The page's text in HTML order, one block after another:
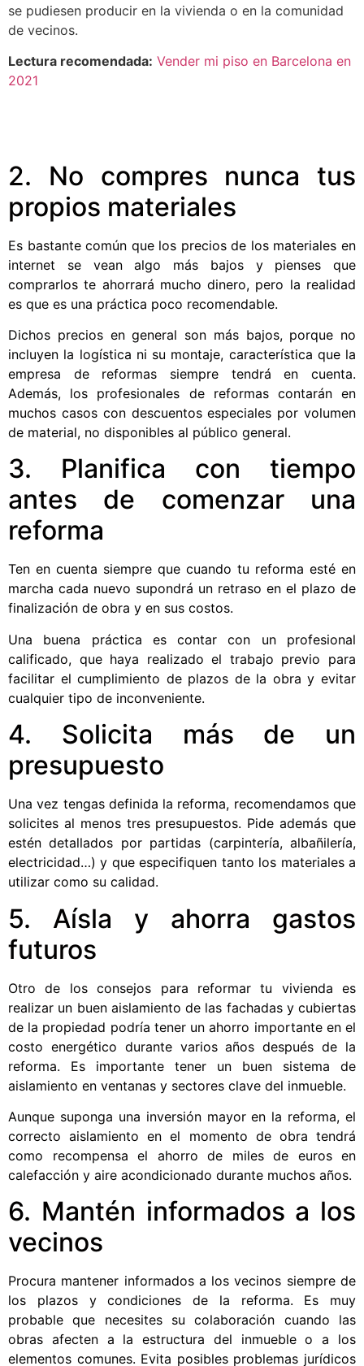
se pudiesen producir en la vivienda o en la comunidad
de vecinos.
Lectura recomendada: Vender mi piso en Barcelona en
2021
2. No compres nunca tus
propios materiales
Es bastante común que los precios de los materiales en
internet se vean algo más bajos y pienses que
comprarlos te ahorrará mucho dinero, pero la realidad
es que es una práctica poco recomendable.
Dichos precios en general son más bajos, porque no
incluyen la logística ni su montaje, característica que la
empresa de reformas siempre tendrá en cuenta.
Además, los profesionales de reformas contarán en
muchos casos con descuentos especiales por volumen
de material, no disponibles al público general.
3. Planifica con tiempo
antes de comenzar una
reforma
Ten en cuenta siempre que cuando tu reforma esté en
marcha cada nuevo supondrá un retraso en el plazo de
finalización de obra y en sus costos.
Una buena práctica es contar con un profesional
calificado, que haya realizado el trabajo previo para
facilitar el cumplimiento de plazos de la obra y evitar
cualquier tipo de inconveniente.
4. Solicita más de un
presupuesto
Una vez tengas definida la reforma, recomendamos que
solicites al menos tres presupuestos. Pide además que
estén detallados por partidas (carpintería, albañilería,
electricidad…) y que especifiquen tanto los materiales a
utilizar como su calidad.
5. Aísla y ahorra gastos
futuros
Otro de los consejos para reformar tu vivienda es
realizar un buen aislamiento de las fachadas y cubiertas
de la propiedad podría tener un ahorro importante en el
costo energético durante varios años después de la
reforma. Es importante tener un buen sistema de
aislamiento en ventanas y sectores clave del inmueble.
Aunque suponga una inversión mayor en la reforma, el
correcto aislamiento en el momento de obra tendrá
como recompensa el ahorro de miles de euros en
calefacción y aire acondicionado durante muchos años.
6. Mantén informados a los
vecinos
Procura mantener informados a los vecinos siempre de
los plazos y condiciones de la reforma. Es muy
probable que necesites su colaboración cuando las
obras afecten a la estructura del inmueble o a los
elementos comunes. Evita posibles problemas jurídicos